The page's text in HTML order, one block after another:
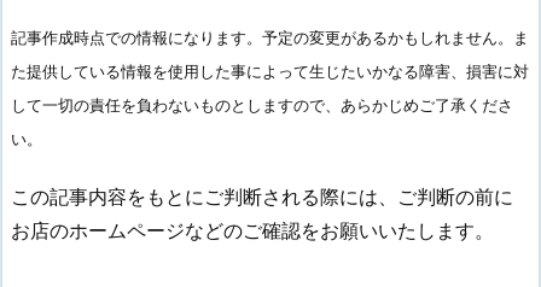
記事作成時点での情報になります。予定の変更があるかもしれません。ま
た提供している情報を使用した事によって生じたいかなる障害、損害に対
して一切の責任を負わないものとしますので、あらかじめご了承くださ
い。
この記事内容をもとにご判断される際には、ご判断の前に
お店のホームページなどのご確認をお願いいたします。